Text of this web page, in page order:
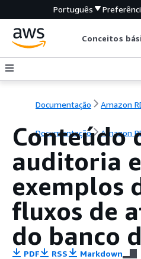
Português
Conceitos
Documentação Amazon
Documentação Amazon
Conteúdo
auditoria e
exemplos
fluxos de
do banco
PDF RSS Markdown